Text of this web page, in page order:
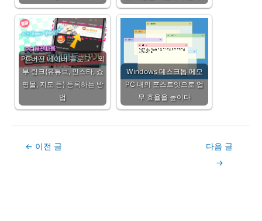
PC버전 네이버 블로그 - 외
부 링크(유튜브, 인스타, 쇼
핑몰, 지도 등) 등록하는 방
법
Windows 데스크톱 메모
PC 내의 포스트잇으로 업
무 효율을 높이다
Post← 이전 글
다음 글
→